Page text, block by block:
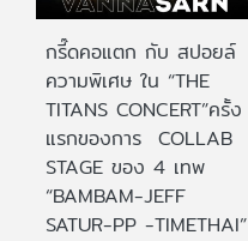
กรี๊ดคอแตก กับ สปอยล์
ความพิเศษ ใน “THE
TITANS CONCERT”ครั้ง
แรกของการ COLLAB
STAGE ของ 4 เทพ
“BAMBAM-JEFF
SATUR-PP -TIMETHAI”